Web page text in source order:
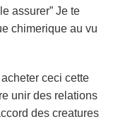
assurer” Je te
chimerique au vu
ceci cette
unir des relations
des creatures